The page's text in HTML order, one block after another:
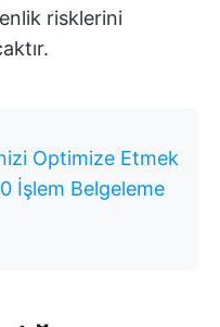
risklerini
Optimize Etmek
İşlem Belgeleme